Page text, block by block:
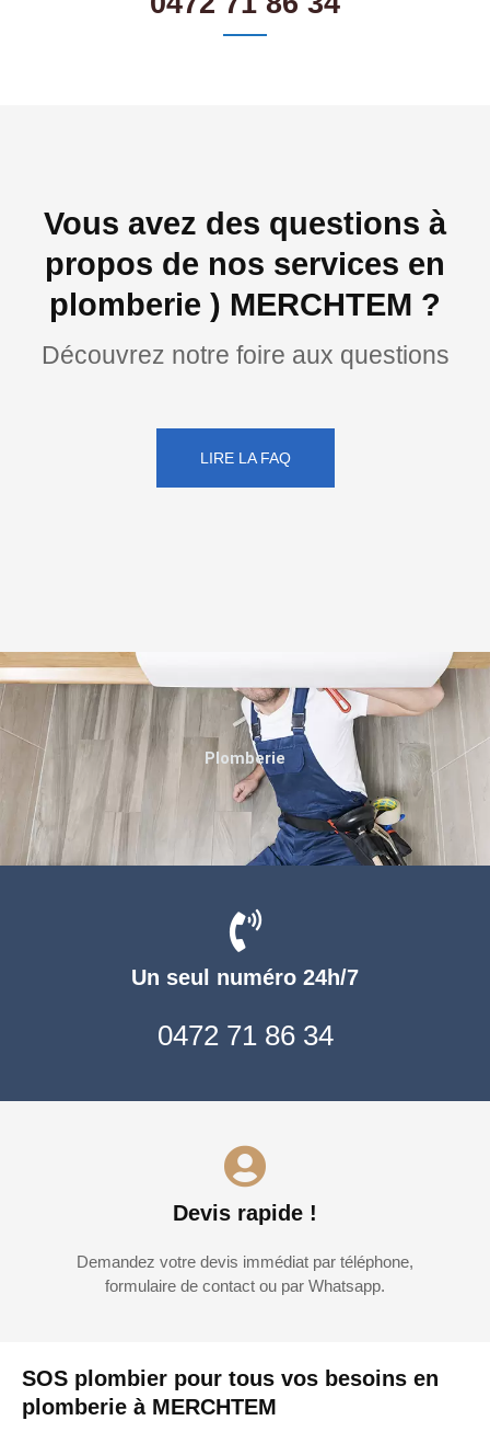
Vous avez des questions à
propos de nos services en
plomberie ) MERCHTEM ?
Découvrez notre foire aux questions
LIRE LA FAQ
SOS plombier pour tous vos besoins en
plomberie à MERCHTEM
Un seul numéro 24h/7
0472 71 86 34
Devis rapide !
Demandez votre devis immédiat par téléphone,
formulaire de contact ou par Whatsapp.
Plomberie